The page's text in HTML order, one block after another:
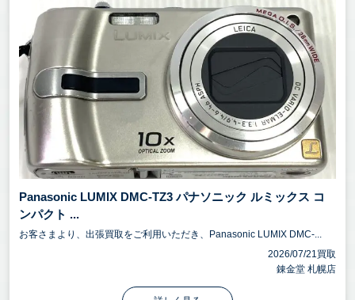
Panasonic LUMIX DMC-TZ3 パナソニック ルミックス コ
ンパクト ...
お客さまより、出張買取をご利用いただき、Panasonic LUMIX DMC-...
2026/07/21買取
錬金堂 札幌店